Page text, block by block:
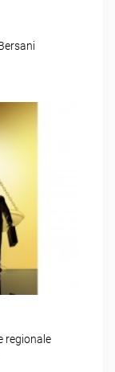
regionale